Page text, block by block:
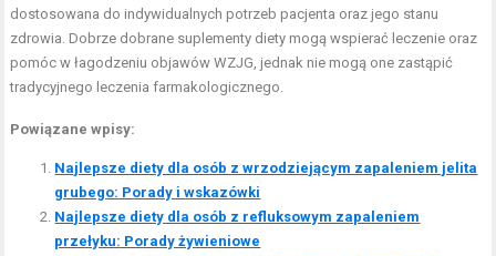
dostosowana do indywidualnych potrzeb pacjenta oraz jego stanu
zdrowia. Dobrze dobrane suplementy diety mogą wspierać leczenie oraz
pomóc w łagodzeniu objawów WZJG, jednak nie mogą one zastąpić
tradycyjnego leczenia farmakologicznego.
Powiązane wpisy:
Najlepsze diety dla osób z wrzodziejącym zapaleniem jelita
grubego: Porady i wskazówki
Najlepsze diety dla osób z refluksowym zapaleniem
przełyku: Porady żywieniowe